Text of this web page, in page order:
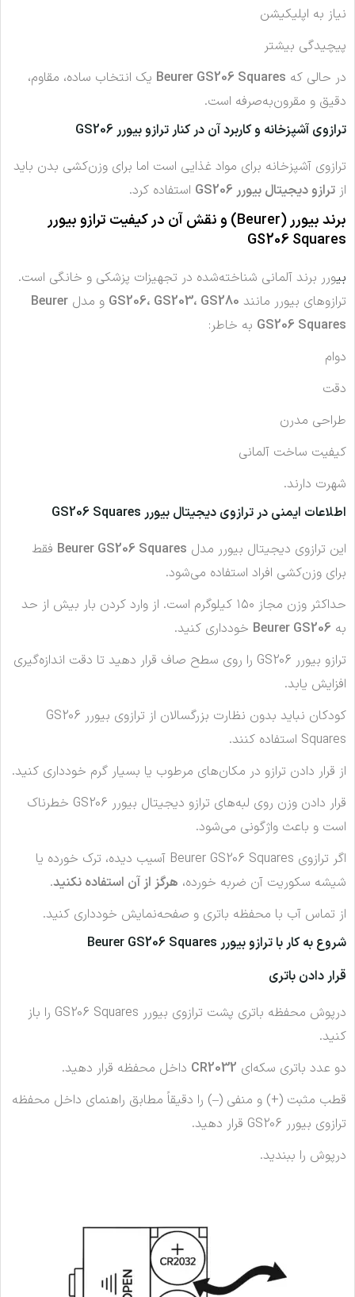
نیاز به اپلیکیشن
پیچیدگی بیشتر
در حالی که Beurer GS206 Squares یک انتخاب ساده، مقاوم،
دقیق و مقرون‌به‌صرفه است.
ترازوی آشپزخانه و کاربرد آن در کنار ترازو بیورر GS206
ترازوی آشپزخانه برای مواد غذایی است اما برای وزن‌کشی بدن باید
از ترازو دیجیتال بیورر GS206 استفاده کرد.
برند بیورر (Beurer) و نقش آن در کیفیت ترازو بیورر
GS206 Squares
بیورر برند آلمانی شناخته‌شده در تجهیزات پزشکی و خانگی است.
ترازوهای بیورر مانند GS206، GS203، GS280 و مدل Beurer
GS206 Squares به خاطر:
دوام
دقت
طراحی مدرن
کیفیت ساخت آلمانی
شهرت دارند.
اطلاعات ایمنی در ترازوی دیجیتال بیورر GS206 Squares
این ترازوی دیجیتال بیورر مدل Beurer GS206 Squares فقط
برای وزن‌کشی افراد استفاده می‌شود.
حداکثر وزن مجاز ۱۵۰ کیلوگرم است. از وارد کردن بار بیش از حد
به Beurer GS206 خودداری کنید.
ترازو بیورر GS206 را روی سطح صاف قرار دهید تا دقت اندازه‌گیری
افزایش یابد.
کودکان نباید بدون نظارت بزرگسالان از ترازوی بیورر GS206
Squares استفاده کنند.
از قرار دادن ترازو در مکان‌های مرطوب یا بسیار گرم خودداری کنید.
قرار دادن وزن روی لبه‌های ترازو دیجیتال بیورر GS206 خطرناک
است و باعث واژگونی می‌شود.
اگر ترازوی Beurer GS206 Squares آسیب دیده، ترک خورده یا
شیشه سکوریت آن ضربه خورده، هرگز از آن استفاده نکنید.
از تماس آب با محفظه باتری و صفحه‌نمایش خودداری کنید.
شروع به کار با ترازو بیورر Beurer GS206 Squares
قرار دادن باتری
درپوش محفظه باتری پشت ترازوی بیورر GS206 Squares را باز
کنید.
دو عدد باتری سکه‌ای CR2032 داخل محفظه قرار دهید.
قطب مثبت (+) و منفی (–) را دقیقاً مطابق راهنمای داخل محفظه
ترازوی بیورر GS206 قرار دهید.
درپوش را ببندید.